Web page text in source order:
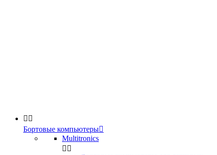
 
Бортовые компьютеры
Multitronics
 